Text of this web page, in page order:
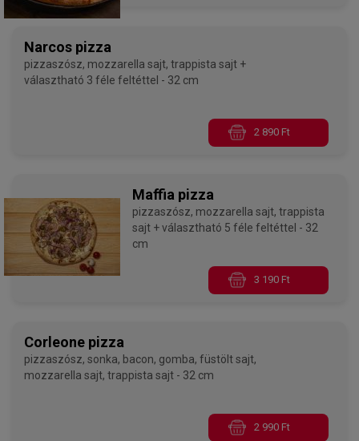
Narcos pizza
pizzaszósz, mozzarella sajt, trappista sajt +
választható 3 féle feltéttel - 32 cm
2 890 Ft
Maffia pizza
pizzaszósz, mozzarella sajt, trappista
sajt + választható 5 féle feltéttel - 32
cm
3 190 Ft
Corleone pizza
pizzaszósz, sonka, bacon, gomba, füstölt sajt,
mozzarella sajt, trappista sajt - 32 cm
2 990 Ft